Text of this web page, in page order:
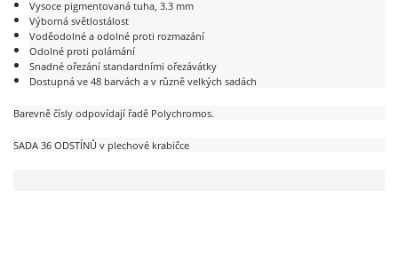
Vysoce pigmentovaná tuha, 3.3 mm
Výborná světlostálost
Voděodolné a odolné proti rozmazání
Odolné proti polámání
Snadné ořezání standardními ořezávátky
Dostupná ve 48 barvách a v různě velkých sadách
Barevně čísly odpovídají řadě Polychromos.
SADA 36 ODSTÍNŮ v plechové krabičce